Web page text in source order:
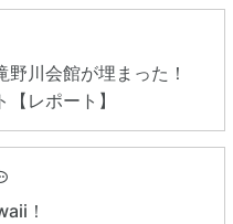
野川会館が埋まった！
レポート】
！